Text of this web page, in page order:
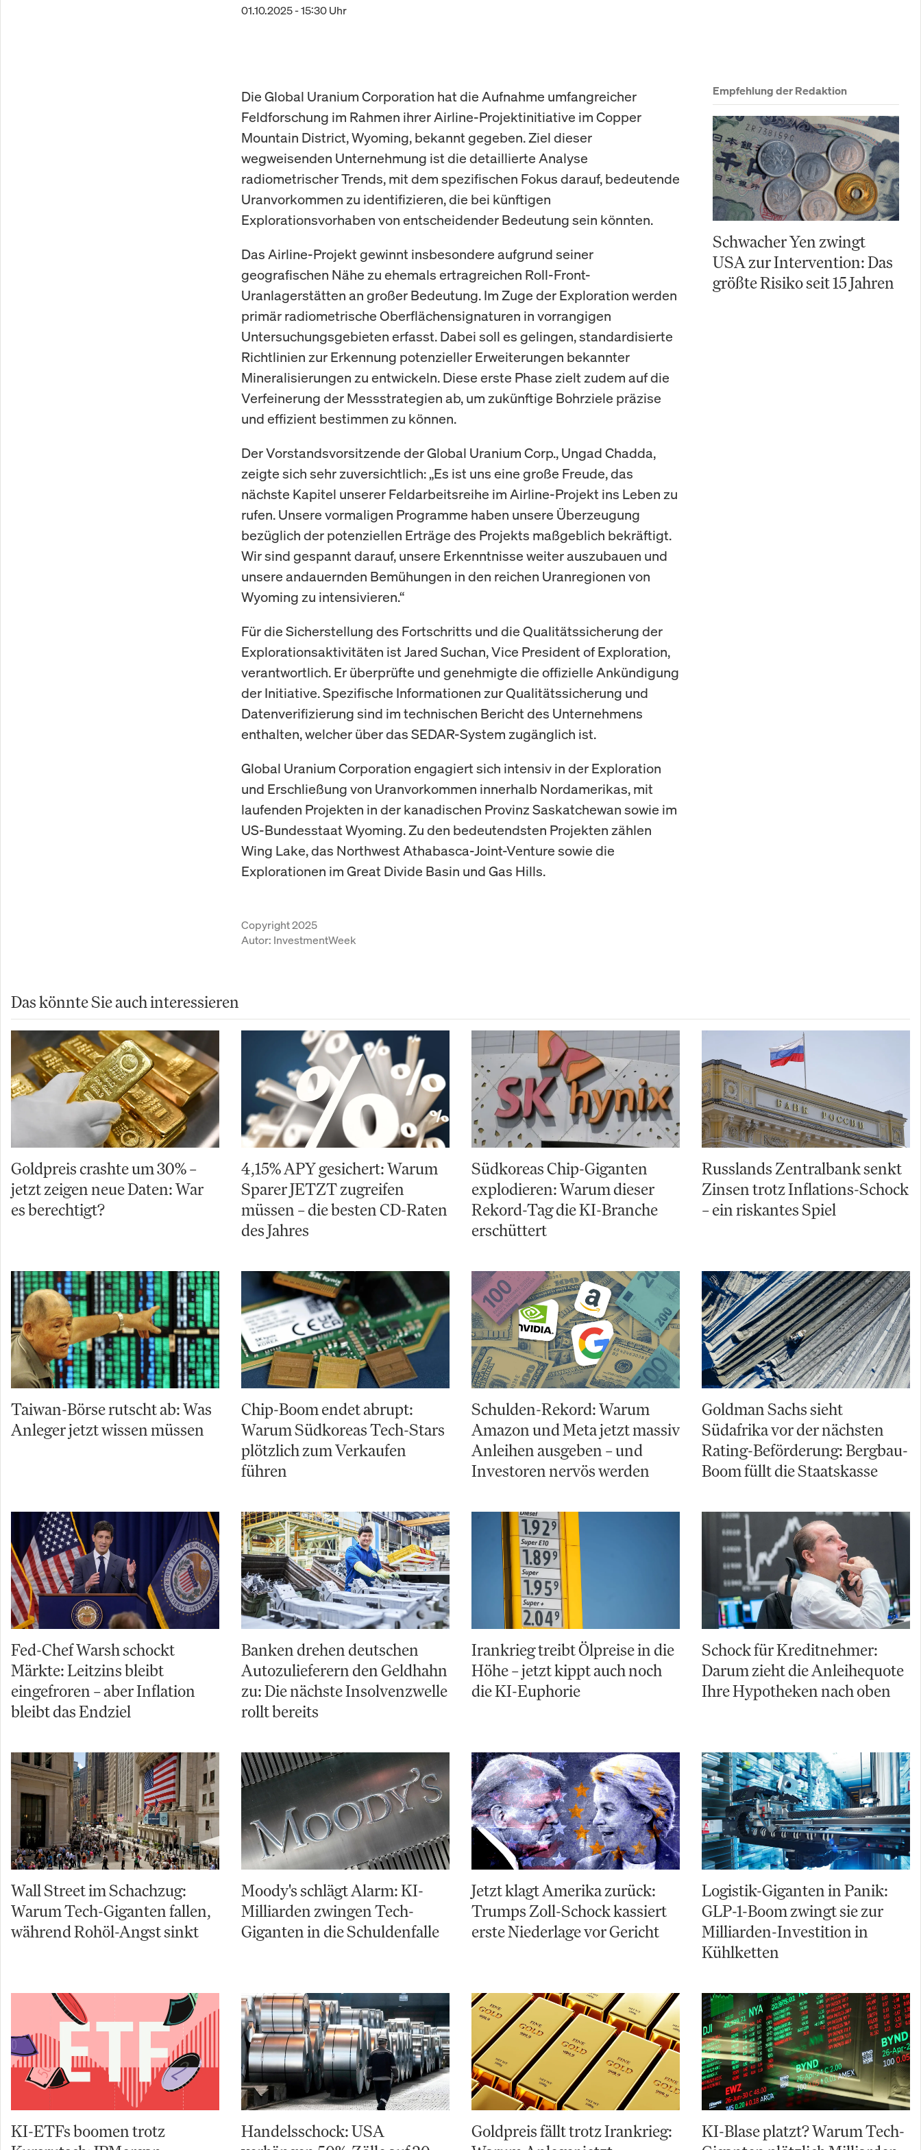
01.10.2025 - 15:30 Uhr
Die Global Uranium Corporation hat die Aufnahme umfangreicher
Feldforschung im Rahmen ihrer Airline-Projektinitiative im Copper
Mountain District, Wyoming, bekannt gegeben. Ziel dieser
wegweisenden Unternehmung ist die detaillierte Analyse
radiometrischer Trends, mit dem spezifischen Fokus darauf, bedeutende
Uranvorkommen zu identifizieren, die bei künftigen
Explorationsvorhaben von entscheidender Bedeutung sein könnten.
Das Airline-Projekt gewinnt insbesondere aufgrund seiner
geografischen Nähe zu ehemals ertragreichen Roll-Front-
Uranlagerstätten an großer Bedeutung. Im Zuge der Exploration werden
primär radiometrische Oberflächensignaturen in vorrangigen
Untersuchungsgebieten erfasst. Dabei soll es gelingen, standardisierte
Richtlinien zur Erkennung potenzieller Erweiterungen bekannter
Mineralisierungen zu entwickeln. Diese erste Phase zielt zudem auf die
Verfeinerung der Messstrategien ab, um zukünftige Bohrziele präzise
und effizient bestimmen zu können.
Der Vorstandsvorsitzende der Global Uranium Corp., Ungad Chadda,
zeigte sich sehr zuversichtlich: „Es ist uns eine große Freude, das
nächste Kapitel unserer Feldarbeitsreihe im Airline-Projekt ins Leben zu
rufen. Unsere vormaligen Programme haben unsere Überzeugung
bezüglich der potenziellen Erträge des Projekts maßgeblich bekräftigt.
Wir sind gespannt darauf, unsere Erkenntnisse weiter auszubauen und
unsere andauernden Bemühungen in den reichen Uranregionen von
Wyoming zu intensivieren.“
Für die Sicherstellung des Fortschritts und die Qualitätssicherung der
Explorationsaktivitäten ist Jared Suchan, Vice President of Exploration,
verantwortlich. Er überprüfte und genehmigte die offizielle Ankündigung
der Initiative. Spezifische Informationen zur Qualitätssicherung und
Datenverifizierung sind im technischen Bericht des Unternehmens
enthalten, welcher über das SEDAR-System zugänglich ist.
Global Uranium Corporation engagiert sich intensiv in der Exploration
und Erschließung von Uranvorkommen innerhalb Nordamerikas, mit
laufenden Projekten in der kanadischen Provinz Saskatchewan sowie im
US-Bundesstaat Wyoming. Zu den bedeutendsten Projekten zählen
Wing Lake, das Northwest Athabasca-Joint-Venture sowie die
Explorationen im Great Divide Basin und Gas Hills.
Copyright 2025
Autor: InvestmentWeek
Empfehlung der Redaktion
Schwacher Yen zwingt
USA zur Intervention: Das
größte Risiko seit 15 Jahren
Das könnte Sie auch interessieren
Goldpreis crashte um 30% –
jetzt zeigen neue Daten: War
es berechtigt?
4,15% APY gesichert: Warum
Sparer JETZT zugreifen
müssen – die besten CD-Raten
des Jahres
Südkoreas Chip-Giganten
explodieren: Warum dieser
Rekord-Tag die KI-Branche
erschüttert
Russlands Zentralbank senkt
Zinsen trotz Inflations-Schock
– ein riskantes Spiel
Taiwan-Börse rutscht ab: Was
Anleger jetzt wissen müssen
Chip-Boom endet abrupt:
Warum Südkoreas Tech-Stars
plötzlich zum Verkaufen
führen
Schulden-Rekord: Warum
Amazon und Meta jetzt massiv
Anleihen ausgeben – und
Investoren nervös werden
Goldman Sachs sieht
Südafrika vor der nächsten
Rating-Beförderung: Bergbau-
Boom füllt die Staatskasse
Fed-Chef Warsh schockt
Märkte: Leitzins bleibt
eingefroren – aber Inflation
bleibt das Endziel
Banken drehen deutschen
Autozulieferern den Geldhahn
zu: Die nächste Insolvenzwelle
rollt bereits
Irankrieg treibt Ölpreise in die
Höhe – jetzt kippt auch noch
die KI-Euphorie
Schock für Kreditnehmer:
Darum zieht die Anleihequote
Ihre Hypotheken nach oben
Wall Street im Schachzug:
Warum Tech-Giganten fallen,
während Rohöl-Angst sinkt
Moody's schlägt Alarm: KI-
Milliarden zwingen Tech-
Giganten in die Schuldenfalle
Jetzt klagt Amerika zurück:
Trumps Zoll-Schock kassiert
erste Niederlage vor Gericht
Logistik-Giganten in Panik:
GLP-1-Boom zwingt sie zur
Milliarden-Investition in
Kühlketten
KI-ETFs boomen trotz
Handelsschock: USA
Goldpreis fällt trotz Irankrieg:
KI-Blase platzt? Warum Tech-